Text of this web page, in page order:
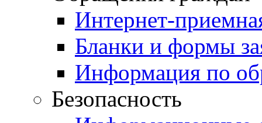
Интернет-
Бланки и формы
Информация по
Безопасность